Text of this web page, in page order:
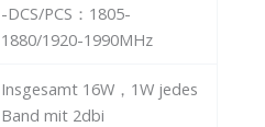
-DCS/PCS：1805-
1880/1920-1990MHz
Insgesamt 16W，1W jedes
Band mit 2dbi